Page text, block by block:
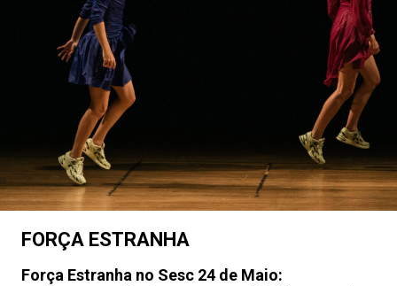
FORÇA ESTRANHA
Força Estranha no Sesc 24 de Maio: